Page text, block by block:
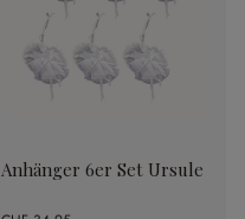
Anhänger 6er Set Ursule